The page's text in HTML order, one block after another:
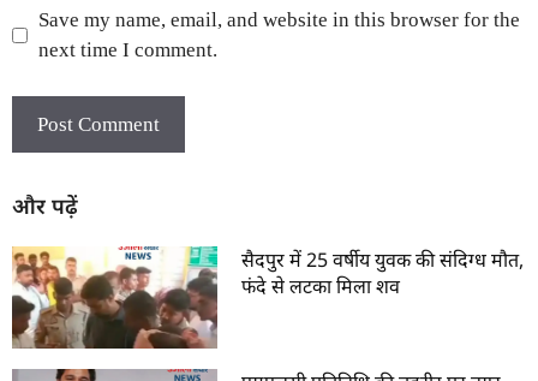
Save my name, email, and website in this browser for the
next time I comment.
और पढ़ें
सैदपुर में 25 वर्षीय युवक की संदिग्ध मौत,
फंदे से लटका मिला शव